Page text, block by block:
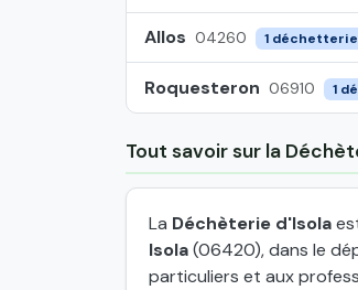
Allos 04260 1 déchetterie
Roquesteron 06910 1
Tout savoir sur la
La Déchèterie d'Isola
Isola(06420), dans le
particuliers et aux